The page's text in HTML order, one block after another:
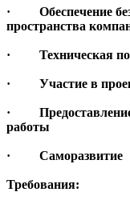
· Обеспечение
пространства
· Техническая
· Участие в
· Предоставление
работы
· Саморазвитие
Требования: